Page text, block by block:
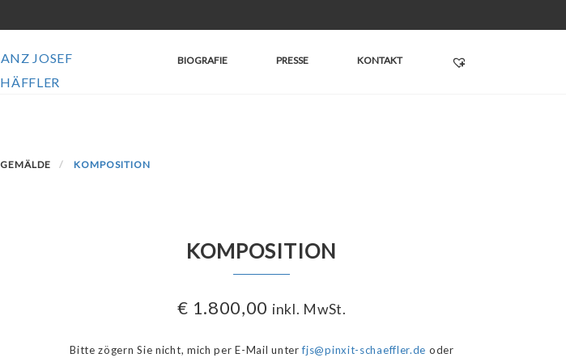
BIOGRAFIE PRESSE KONTAKT
GEMÄLDE KOMPOSITION
KOMPOSITION
€ 1.800,00 inkl. MwSt.
Bitte zögern Sie nicht, mich per E-Mail unterfjs@pinxit-schaeffler.de oder